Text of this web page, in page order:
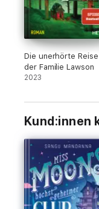
Die unerhörte Reise
der Familie Lawson
2023
Kund:innen